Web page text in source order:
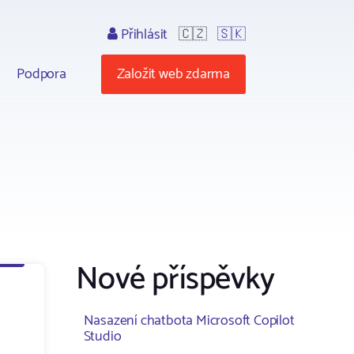
Podpora
Přihlásit 🇨🇿 🇸🇰
Založit web zdarma
Nové příspěvky
Nasazení chatbota Microsoft Copilot
Studio